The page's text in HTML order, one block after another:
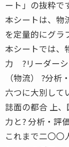
ート」の抜粋で
本シートは、物
を定量的にグラ
本シートでは、
力 ?リーダーシ
（物流） ?分
六つに大別して
誌面の都合 上
力と? 分析・評
これまで二〇〇